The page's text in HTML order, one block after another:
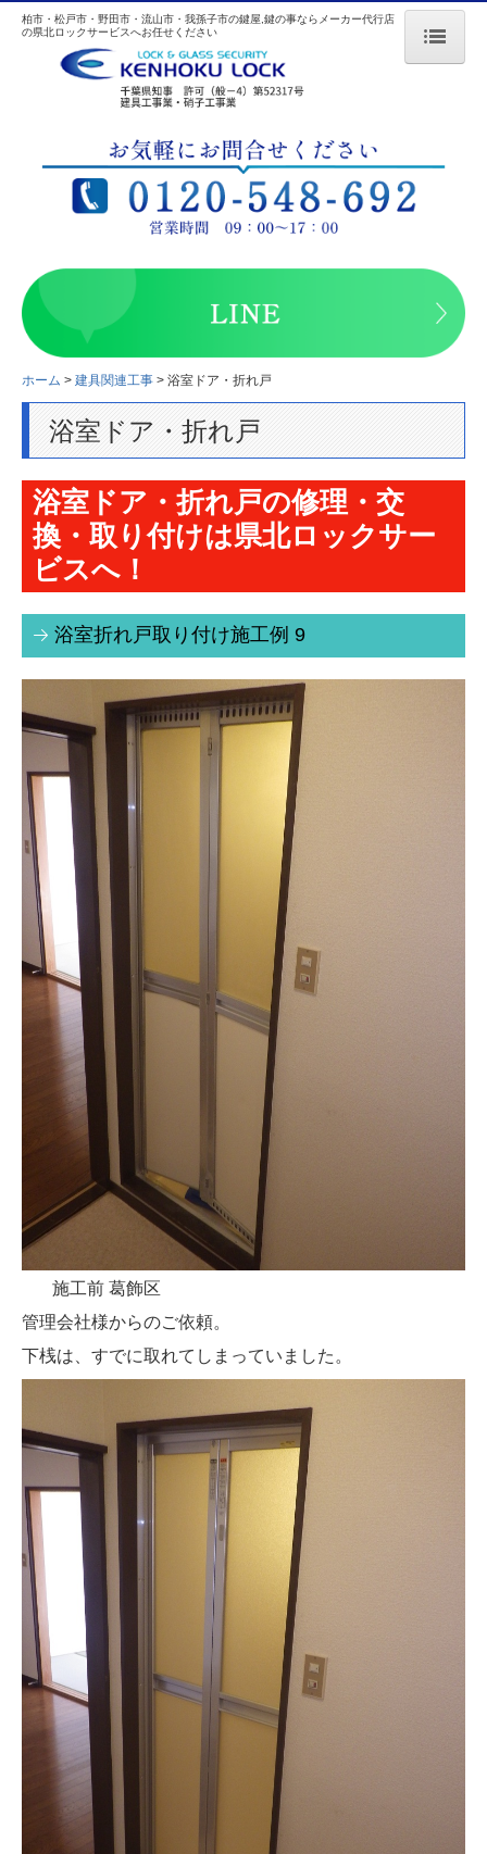
県北ロックサービスの特長
料金
よくある質問
鍵の基礎知識
会社概要
お問合せ
個人情報保護方針
鍵関連工事
マンション鍵・オートロック付
戸建住宅の鍵交換
室内レバーハンドル
子鍵（合鍵）注文
その他
電気錠工事
オートロックシステム
ノンタッチキー( 非接触 )
電気錠メンテナンス
建具関連工事
ドアカバー工法
防音ドア・テンパードア
ドアクローザー
フロアヒンジ
ヒンジ
戸車・吊り戸
浴室ドア・折れ戸
隔壁版・網戸
外構
柏市・松戸市・野田市・流山市・我孫子市の鍵屋,鍵の事ならメーカー代行店
の県北ロックサービスへお任せください
ホーム 建具関連工事 浴室ドア・折れ戸
浴室ドア・折れ戸
浴室ドア・折れ戸の修理・交
換・取り付けは県北ロックサー
ビスへ！
浴室折れ戸取り付け施工例 9
施工前 葛飾区
管理会社様からのご依頼。
下桟は、すでに取れてしまっていました。